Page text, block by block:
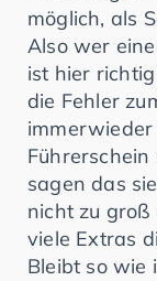
möglich, als
Also wer
ist hier
die Fehler
Führerschein
sagen das
nicht zu groß
viele Extras
Bleibt so wie